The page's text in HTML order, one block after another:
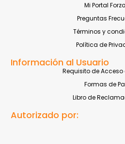
Mi Portal
Preguntas
Términos y
Política de
Información al Usuario
Requisito de Acceso
Formas de
Libro de
Autorizado por: